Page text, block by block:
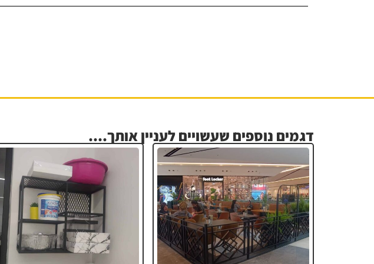
דגמים נוספים שעשויים לעניין אותך....